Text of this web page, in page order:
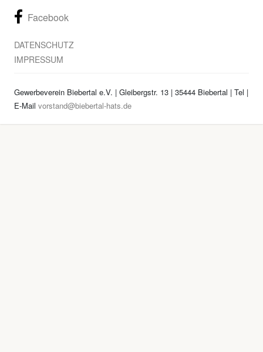
Facebook
DATENSCHUTZ
IMPRESSUM
Gewerbeverein Biebertal e.V. | Gleibergstr. 13 | 35444 Biebertal | Tel |
E-Mail vorstand@biebertal-hats.de